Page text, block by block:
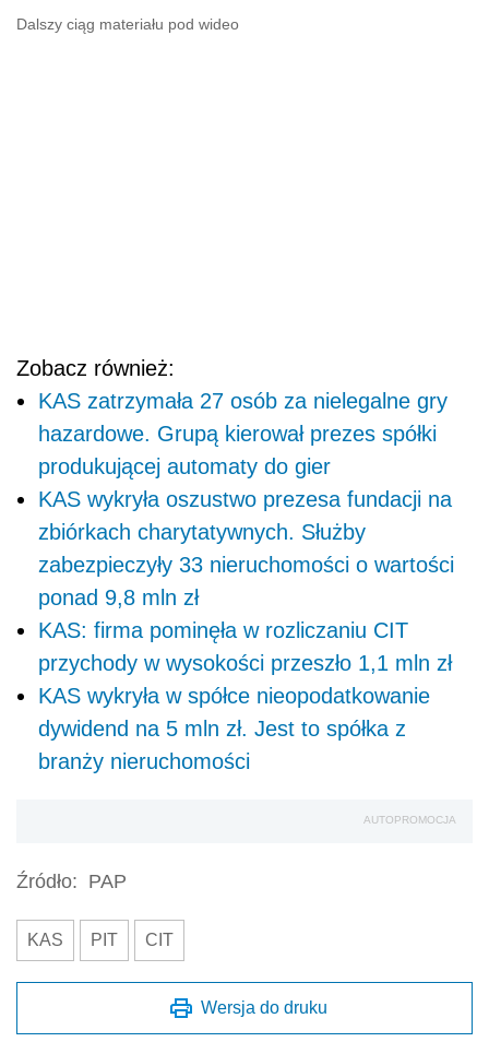
Dalszy ciąg materiału pod wideo
Zobacz również:
KAS zatrzymała 27 osób za nielegalne gry
hazardowe. Grupą kierował prezes spółki
produkującej automaty do gier
KAS wykryła oszustwo prezesa fundacji na
zbiórkach charytatywnych. Służby
zabezpieczyły 33 nieruchomości o wartości
ponad 9,8 mln zł
KAS: firma pominęła w rozliczaniu CIT
przychody w wysokości przeszło 1,1 mln zł
KAS wykryła w spółce nieopodatkowanie
dywidend na 5 mln zł. Jest to spółka z
branży nieruchomości
AUTOPROMOCJA
Źródło: PAP
KAS PIT CIT
Wersja do druku